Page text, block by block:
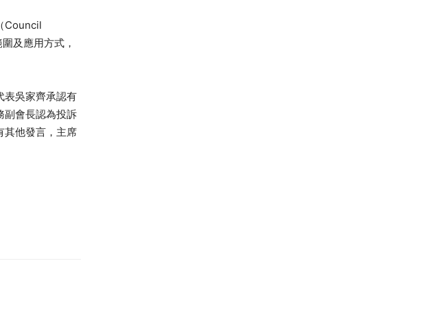
Council
及應用方式，
表吳家齊承認有
副會長認為投訴
其他發言，主席